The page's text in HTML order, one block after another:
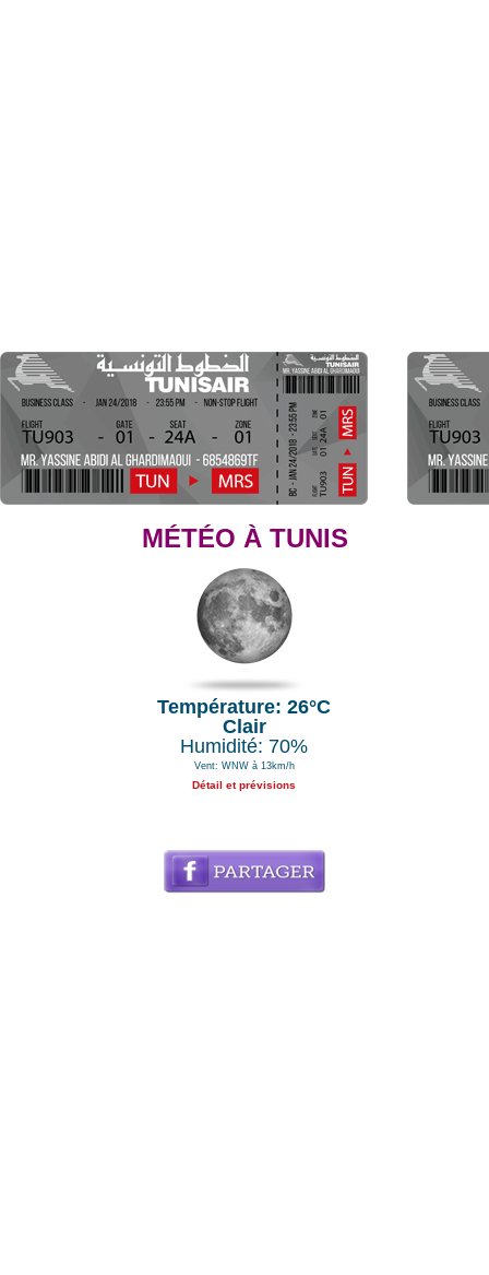
MÉTÉO À TUNIS
Température: 26°C
Clair
Humidité: 70%
Vent: WNW à 13km/h
Détail et prévisions